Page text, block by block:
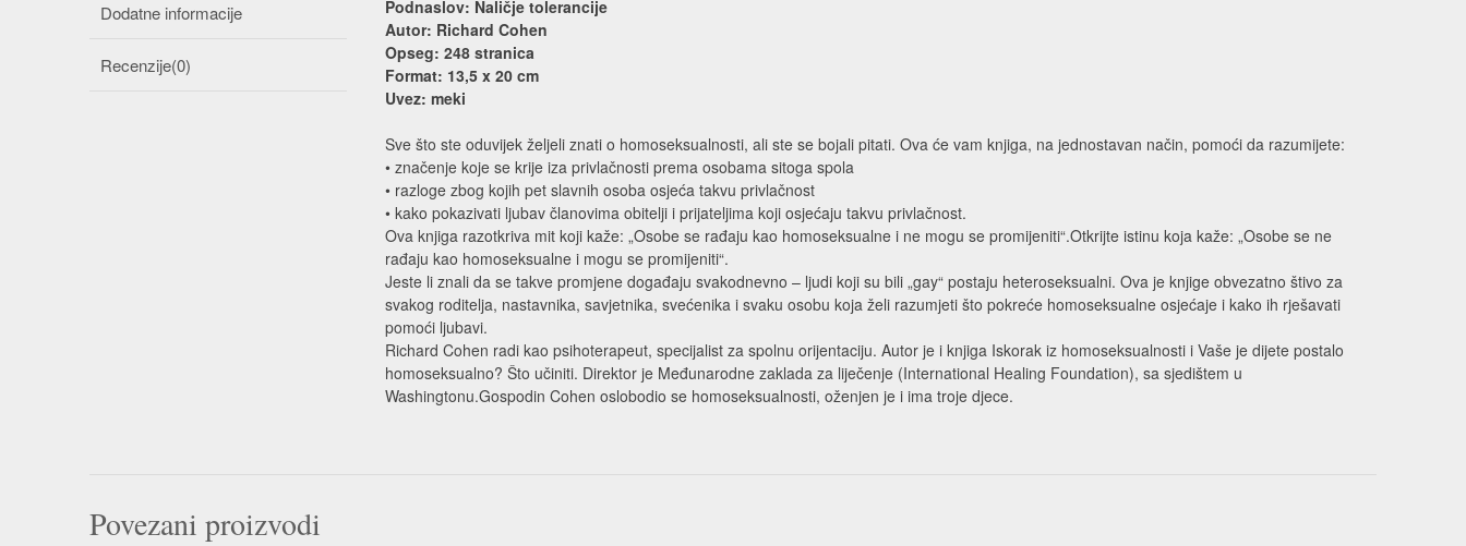
Dodatne informacije
Recenzije(0)
Podnaslov: Naličje tolerancije
Autor: Richard Cohen
Opseg: 248 stranica
Format: 13,5 x 20 cm
Uvez: meki
Sve što ste oduvijek željeli znati o homoseksualnosti, ali ste se bojali pitati. Ova će vam knjiga, na jednostavan način, pomoći da razumijete:
• značenje koje se krije iza privlačnosti prema osobama sitoga spola
• razloge zbog kojih pet slavnih osoba osjeća takvu privlačnost
• kako pokazivati ljubav članovima obitelji i prijateljima koji osjećaju takvu privlačnost.
Ova knjiga razotkriva mit koji kaže: „Osobe se rađaju kao homoseksualne i ne mogu se promijeniti“.Otkrijte istinu koja kaže: „Osobe se ne
rađaju kao homoseksualne i mogu se promijeniti“.
Jeste li znali da se takve promjene događaju svakodnevno – ljudi koji su bili „gay“ postaju heteroseksualni. Ova je knjige obvezatno štivo za
svakog roditelja, nastavnika, savjetnika, svećenika i svaku osobu koja želi razumjeti što pokreće homoseksualne osjećaje i kako ih rješavati
pomoći ljubavi.
Richard Cohen radi kao psihoterapeut, specijalist za spolnu orijentaciju. Autor je i knjiga Iskorak iz homoseksualnosti i Vaše je dijete postalo
homoseksualno? Što učiniti. Direktor je Međunarodne zaklada za liječenje (International Healing Foundation), sa sjedištem u
Washingtonu.Gospodin Cohen oslobodio se homoseksualnosti, oženjen je i ima troje djece.
Povezani proizvodi